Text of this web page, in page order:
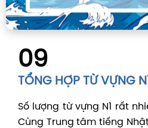
09
TỔNG HỢP TỪ VỰNG
Số lượng từ vựng N1 rất
Cùng Trung tâm tiếng